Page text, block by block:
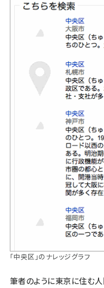
「中央区」のナレッジグラフ
筆者のように東京に住む